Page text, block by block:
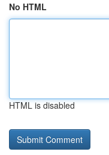
No HTML
HTML is disabled